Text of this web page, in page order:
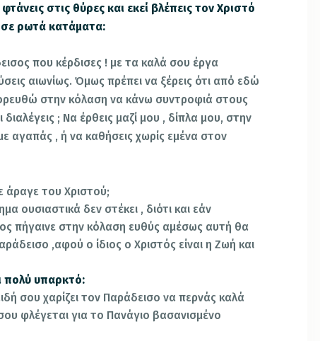
στις θύρες και εκεί βλέπεις τον Χριστό
σε ρωτά κατάματα:
που κέρδισες ! με τα καλά σου έργα
αιωνίως. Όμως πρέπει να ξέρεις ότι από εδώ
στην κόλαση να κάνω συντροφιά στους
; Να έρθεις μαζί μου , δίπλα μου, στην
αγαπάς , ή να καθήσεις χωρίς εμένα στον
άραγε του Χριστού;
ουσιαστικά δεν στέκει , διότι και εάν
πήγαινε στην κόλαση ευθύς αμέσως αυτή θα
,αφού ο ίδιος ο Χριστός είναι η Ζωή και
πολύ υπαρκτό:
σου χαρίζει τον Παράδεισο να περνάς καλά
φλέγεται για το Πανάγιο βασανισμένο